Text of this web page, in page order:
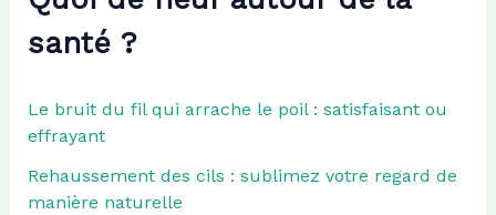
santé ?
Le bruit du fil qui arrache le poil : satisfaisant ou
effrayant
Rehaussement des cils : sublimez votre regard de
manière naturelle